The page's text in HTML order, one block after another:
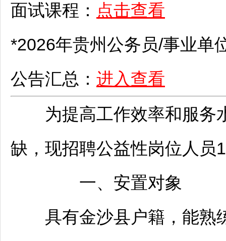
面试课程： 点击查看
*2026年贵州公务员/事业单
公告汇总： 进入查看
为提高工作效率和服务
缺，现招聘公益性岗位人员
一、安置对象
具有金沙县户籍，能熟